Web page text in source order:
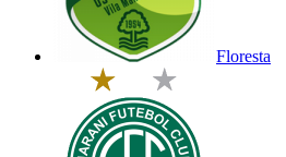
Floresta